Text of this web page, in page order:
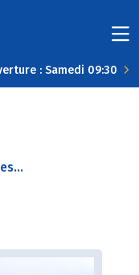
: Samedi 09:30